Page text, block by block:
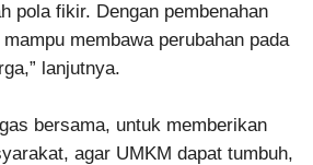
pola fikir. Dengan pembenahan
membawa perubahan pada
lanjutnya.
bersama, untuk memberikan
agar UMKM dapat tumbuh,